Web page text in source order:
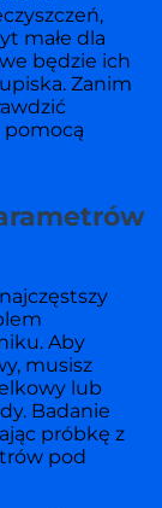
małe dla
będzie ich
Zanim
pomocą
Aby
musisz
lub
Badanie
próbkę z
pod